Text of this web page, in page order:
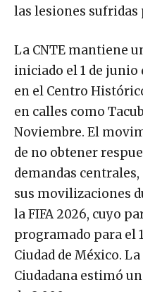
las lesiones
La CNTE mantiene
iniciado el 1 de
en el Centro
en calles como
Noviembre. El
de no obtener
demandas
sus movilizaciones
la FIFA 2026, cuyo
programado para el
Ciudad de México.
Ciudadana estimó